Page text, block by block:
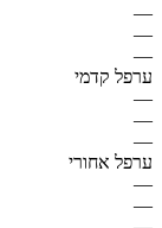
—
—
—
ערפל קדמי
—
—
—
ערפל אחורי
—
—